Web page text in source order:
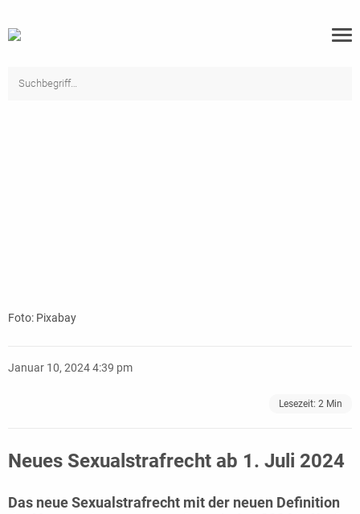
Foto: Pixabay
Januar 10, 2024 4:39 pm
Lesezeit: 2 Min
Neues Sexualstrafrecht ab 1. Juli 2024
Das neue Sexualstrafrecht mit der neuen Definition